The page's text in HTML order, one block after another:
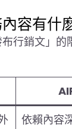
容有什
行銷文」的
依賴內容